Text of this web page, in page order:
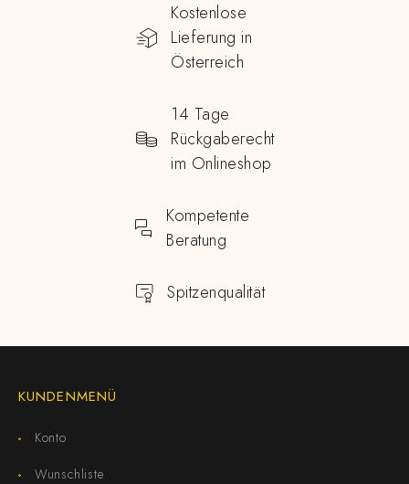
Kostenlose
Lieferung in
Österreich
14 Tage
Rückgaberecht
im Onlineshop
Kompetente
Beratung
Spitzenqualität
KUNDENMENÜ
Konto
Wunschliste